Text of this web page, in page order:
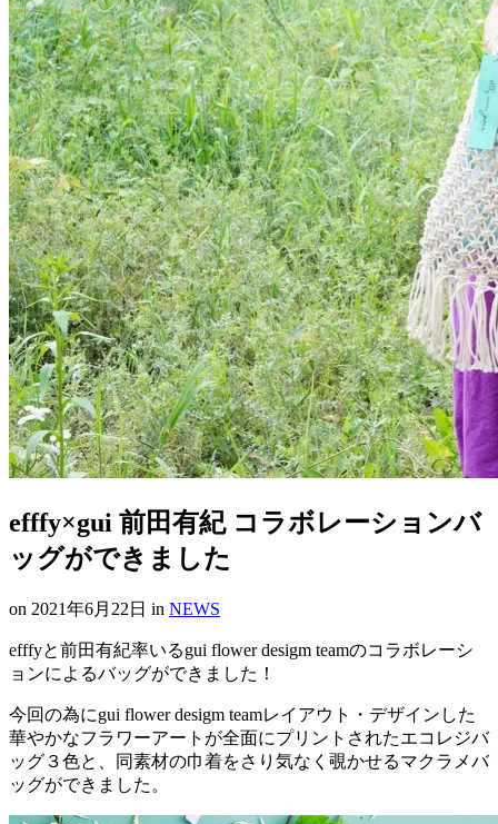
efffy×gui 前田有紀 コラボレーションバ
ッグができました
on 2021年6月22日 in NEWS
efffyと前田有紀率いるgui flower desigm teamのコラボレーシ
ョンによるバッグができました！
今回の為にgui flower desigm teamレイアウト・デザインした
華やかなフラワーアートが全面にプリントされたエコレジバ
ッグ３色と、同素材の巾着をさり気なく覗かせるマクラメバ
ッグができました。